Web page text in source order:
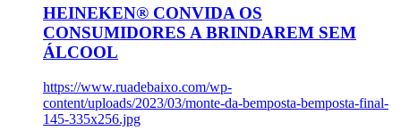
HEINEKEN® CONVIDA OS
CONSUMIDORES A BRINDAREM SEM
ÁLCOOL
https://www.ruadebaixo.com/wp-
content/uploads/2023/03/monte-da-bemposta-bemposta-final-
145-335x256.jpg